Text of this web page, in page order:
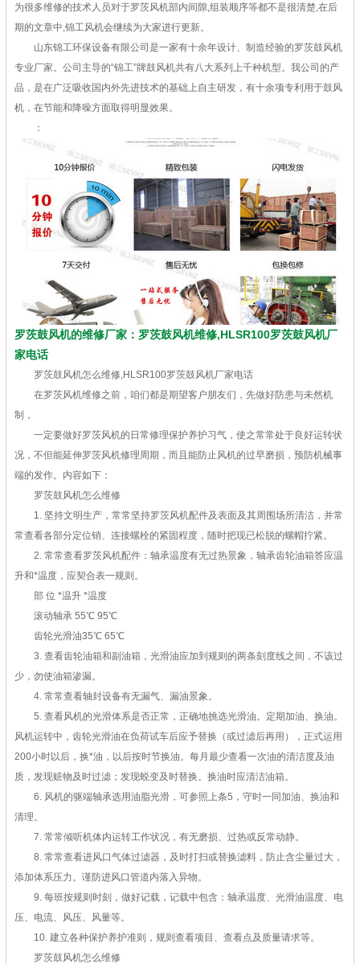
为很多维修的技术人员对于罗茨风机部内间隙,组装顺序等都不是很清楚,在后
期的文章中,锦工风机会继续为大家进行更新。
山东锦工环保设备有限公司是一家有十余年设计、制造经验的罗茨鼓风机
专业厂家。公司主导的“锦工”牌鼓风机共有八大系列上千种机型。我公司的产
品，是在广泛吸收国内外先进技术的基础上自主研发，有十余项专利用于鼓风
机，在节能和降噪方面取得明显效果。
：
罗茨鼓风机的维修厂家：罗茨鼓风机维修,HLSR100罗茨鼓风机厂
家电话
罗茨鼓风机怎么维修,HLSR100罗茨鼓风机厂家电话
在罗茨风机维修之前，咱们都是期望客户朋友们，先做好防患与未然机
制，
一定要做好罗茨风机的日常修理保护养护习气，使之常常处于良好运转状
况，不但能延伸罗茨风机修理周期，而且能防止风机的过早磨损，预防机械事
端的发作。内容如下：
罗茨鼓风机怎么维修
1. 坚持文明生产，常常坚持罗茨风机配件及表面及其周围场所清洁，并常
常查看各部分定位销、连接螺栓的紧固程度，随时把现已松脱的螺帽拧紧。
2. 常常查看罗茨风机配件：轴承温度有无过热景象，轴承齿轮油箱答应温
升和*温度，应契合表一规则。
部 位 *温升 *温度
滚动轴承 55℃ 95℃
齿轮光滑油35℃ 65℃
3. 查看齿轮油箱和副油箱，光滑油应加到规则的两条刻度线之间，不该过
少，勿使油箱渗漏。
4. 常常查看轴封设备有无漏气、漏油景象。
5. 查看风机的光滑体系是否正常，正确地挑选光滑油。定期加油、换油。
风机运转中，齿轮光滑油在负荷试车后应予替换（或过滤后再用），正式运用
200小时以后，换*油，以后按时节换油。每月最少查看一次油的清洁度及油
质，发现赃物及时过滤；发现蜕变及时替换。换油时应清洁油箱。
6. 风机的驱端轴承选用油脂光滑，可参照上条5，守时一同加油、换油和
清理。
7. 常常倾听机体内运转工作状况，有无磨损、过热或反常动静。
8. 常常查看进风口气体过滤器，及时打扫或替换滤料，防止含尘量过大，
添加体系压力。谨防进风口管道内落入异物。
9. 每班按规则时刻，做好记载，记载中包含：轴承温度、光滑油温度、电
压、电流、风压、风量等。
10. 建立各种保护养护准则，规则查看项目、查看点及质量请求等。
罗茨鼓风机怎么维修